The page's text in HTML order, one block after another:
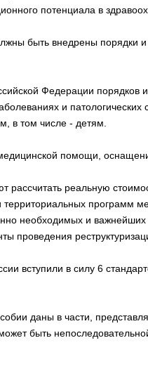
потенциала в
быть внедрены порядки
Федерации
и
в том числе - детям.
помощи,
реальную
территориальных программ
необходимых и
проведения
вступили в силу 6
даны в части,
быть